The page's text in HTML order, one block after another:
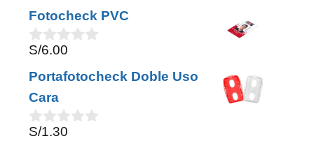
u
t
o
f
5
Fotocheck PVC
0
u
t
o
f
5
S/6.00
Portafotocheck Doble Uso
Cara
0
S/1.30